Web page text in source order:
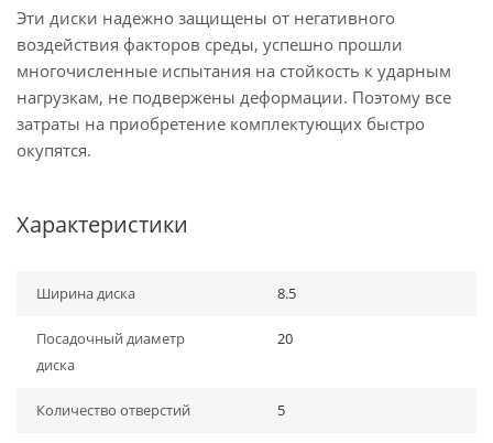
Эти диски надежно защищены от негативного
воздействия факторов среды, успешно прошли
многочисленные испытания на стойкость к ударным
нагрузкам, не подвержены деформации. Поэтому все
затраты на приобретение комплектующих быстро
окупятся.
Характеристики
Ширина диска 8.5
Посадочный диаметр
диска
20
Количество отверстий 5